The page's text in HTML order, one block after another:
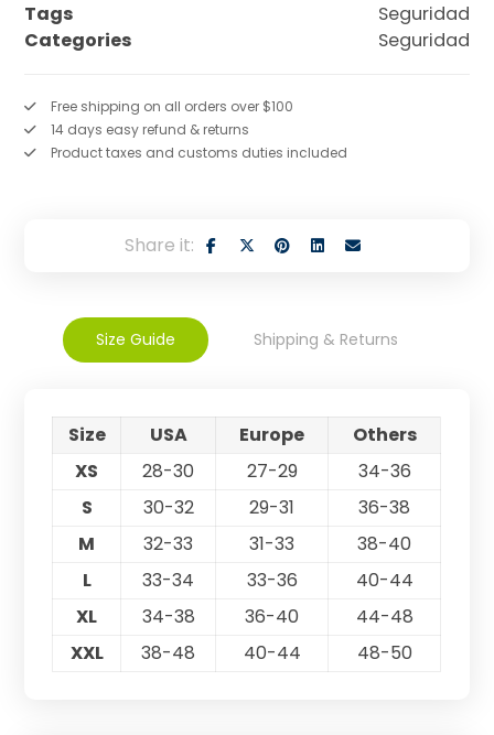
Tags
Seguridad
Categories
Seguridad
Free shipping on all orders over $100
14 days easy refund & returns
Product taxes and customs duties included
Size Guide Shipping & Returns
Size USA Europe
Others
XS
28-30 27-29
34-36
S
30-32 29-31
36-38
M
32-33 31-33
38-40
L
33-34 33-36
40-44
XL
34-38 36-40
44-48
XXL
38-48 40-44 48-50